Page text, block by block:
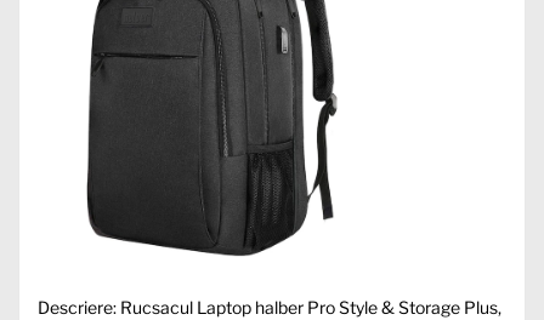
Descriere: Rucsacul Laptop halber Pro Style & Storage Plus,